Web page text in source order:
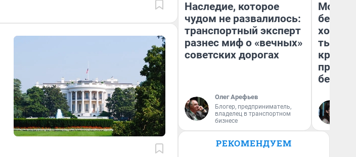
Наследие, которое
чудом не развалилось:
транспортный эксперт
разнес миф о «вечных»
советских дорогах
Олег Арефьев
Блогер, предприниматель,
владелец в транспортном
бизнесе
Мой
хотела
тысяч,
РЕКОМЕНДУЕМ